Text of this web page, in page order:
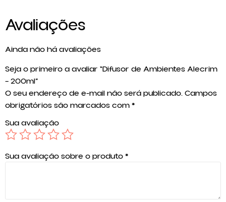
Avaliações
Ainda não há avaliações
Seja o primeiro a avaliar “Difusor de Ambientes Alecrim
– 200ml”
O seu endereço de e-mail não será publicado.Campos
obrigatórios são marcados com*
Sua avaliação
Sua avaliação sobre o produto*